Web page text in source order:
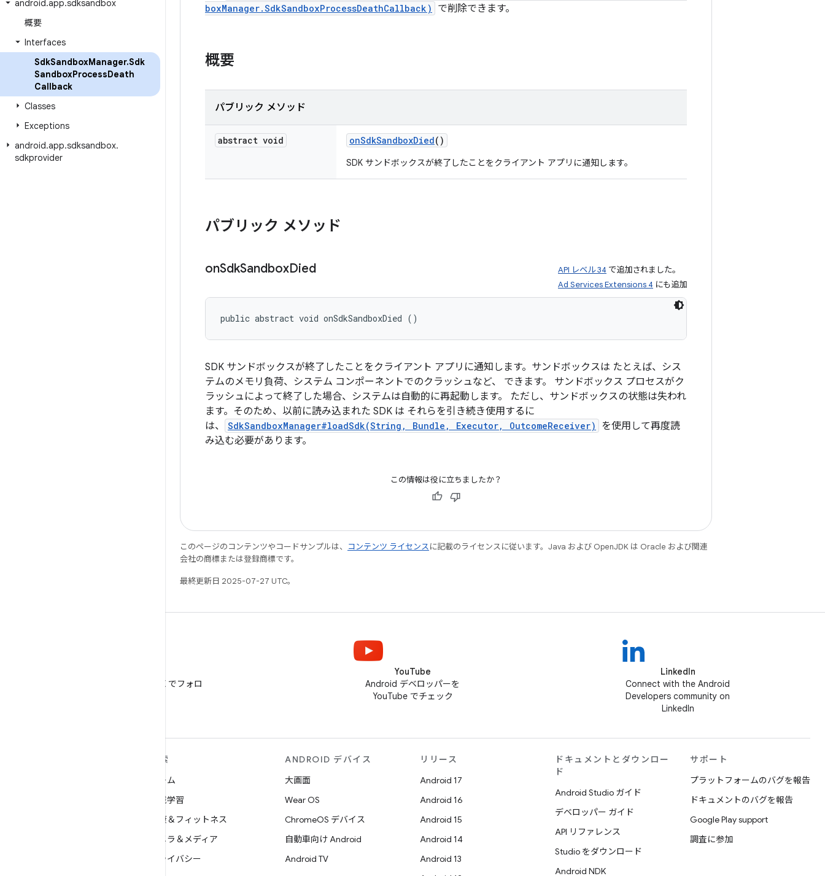
android.app.sdksandbox
概要
Interfaces
SdkSandboxManager.Sdk
SandboxProcessDeath
Callback
Classes
Exceptions
android.app.sdksandbox.
sdkprovider
boxManager.SdkSandboxProcessDeathCallback)
で削除できます。
概要
パブリック メソッド
abstract void onSdkSandboxDied()
SDK サンドボックスが終了したことをクライアント アプリに通知します。
パブリック メソッド
onSdkSandboxDied API レベル 34 で追加されました。
Ad Services Extensions 4 にも追加
public abstract void onSdkSandboxDied ()
SDK サンドボックスが終了したことをクライアント アプリに通知します。サンドボックスは たとえば、シス
テムのメモリ負荷、システム コンポーネントでのクラッシュなど、 できます。 サンドボックス プロセスがク
ラッシュによって終了した場合、システムは自動的に再起動します。 ただし、サンドボックスの状態は失われ
ます。そのため、以前に読み込まれた SDK は それらを引き続き使用するに
は、
SdkSandboxManager#loadSdk(String, Bundle, Executor, OutcomeReceiver)
を使用して再度読
み込む必要があります。
この情報は役に立ちましたか？
このページのコンテンツやコードサンプルは、 コンテンツ ライセンスに記載のライセンスに従います。Java および OpenJDK は Oracle および関連
会社の商標または登録商標です。
最終更新日 2025-07-27 UTC。
@AndroidDev を X でフォロ
YouTube
Android デベロッパーを
YouTube でチェック
LinkedIn
Connect with the Android
Developers community on
LinkedIn
探索
ゲーム
機械学習
健康＆フィットネス
カメラ＆メディア
プライバシー
ANDROID デバイス
大画面
Wear OS
ChromeOS デバイス
自動車向け Android
Android TV
リリース
Android 17
Android 16
Android 15
Android 14
Android 13
ドキュメントとダウンロー
ド
Android Studio ガイド
デベロッパー ガイド
API リファレンス
Studio をダウンロード
Android NDK
サポート
プラットフォームのバグを報告
ドキュメントのバグを報告
Google Play support
調査に参加